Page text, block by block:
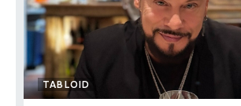
TABLOID